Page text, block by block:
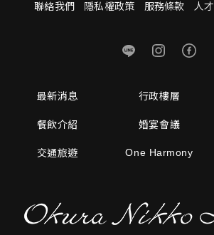
最新消息 行政樓層
餐飲介紹 婚宴會議
交通旅遊 One Harmony
聯絡我們 隱私權政策 服務條款 人